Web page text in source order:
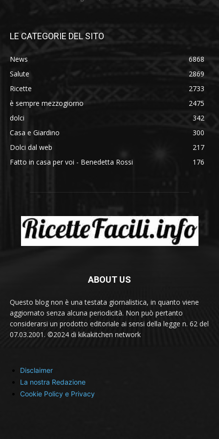
LE CATEGORIE DEL SITO
News
6868
Salute
2869
Ricette
2733
è sempre mezzogiorno
2475
dolci
342
Casa e Giardino
300
Dolci dal web
217
Fatto in casa per voi - Benedetta Rossi
176
ABOUT US
Questo blog non è una testata giornalistica, in quanto viene
aggiornato senza alcuna periodicità. Non può pertanto
considerarsi un prodotto editoriale ai sensi della legge n. 62 del
07.03.2001. ©2024 di kikakitchen network
Disclaimer
La nostra Redazione
Cookie Policy e Privacy